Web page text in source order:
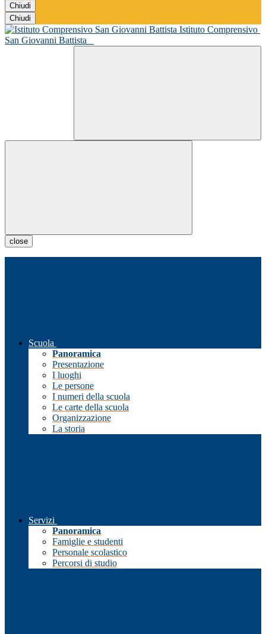
Chiudi
Chiudi
Istituto Comprensivo
San Giovanni Battista
close
Scuola
Panoramica
Presentazione
I luoghi
Le persone
I numeri della scuola
Le carte della scuola
Organizzazione
La storia
Servizi
Panoramica
Famiglie e studenti
Personale scolastico
Percorsi di studio